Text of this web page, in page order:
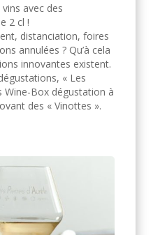
avec des
2 cl !
distanciation, foires
annulées ? Qu’à cela
innovantes existent.
« Les
Wine-Box dégustation à
des « Vinottes ».